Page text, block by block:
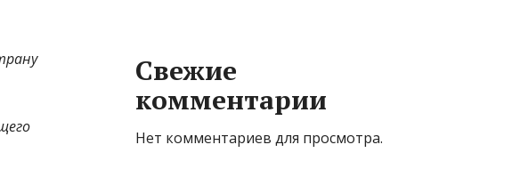
Свежие
комментарии
Нет комментариев для просмотра.